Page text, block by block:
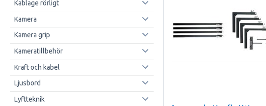
Kablage rörligt
Kamera
Kamera grip
Kameratillbehör
Kraft och kabel
Ljusbord
Lyftteknik